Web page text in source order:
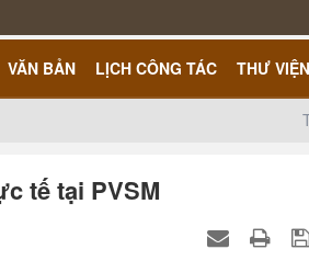
VĂN BẢN LỊCH CÔNG TÁC THƯ VIỆN
tế tại PVSM